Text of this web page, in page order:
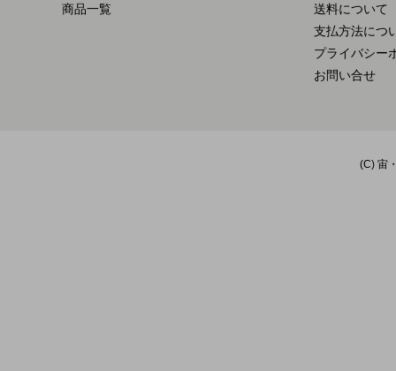
商品一覧
送料について
支払方法につ
プライバシー
お問い合せ
(C) 宙